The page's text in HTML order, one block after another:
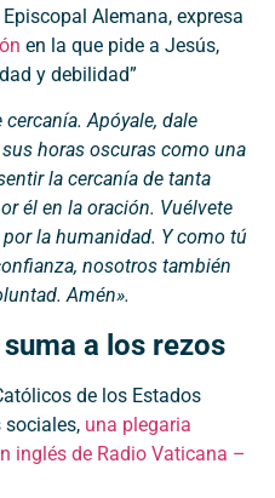
Alemana, expresa
en la que pide a Jesús,
y debilidad”
Apóyale, dale
horas oscuras como una
la cercanía de tanta
él en la oración. Vuélvete
la humanidad. Y como tú
nosotros también
Amén».
a los rezos
de los Estados
sociales, una plegaria
inglés de Radio Vaticana –